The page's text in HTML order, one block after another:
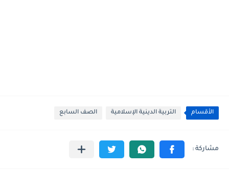
الأقسام التربية الدينية الإسلامية الصف السابع